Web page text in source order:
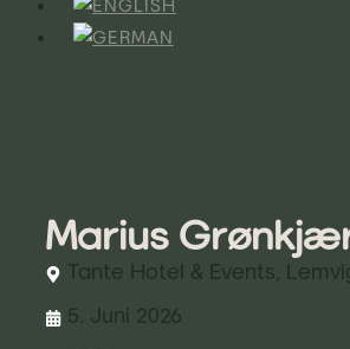
Marius
Tante Hotel & Events,
5. Juni 2026